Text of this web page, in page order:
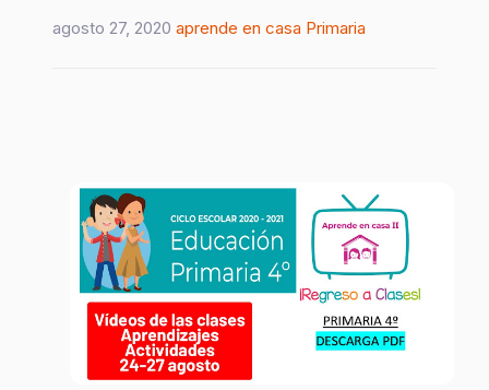
agosto 27, 2020 aprende en casa Primaria